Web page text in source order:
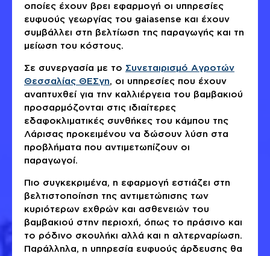
οποίες έχουν βρει εφαρμογή οι υπηρεσίες
ευφυούς γεωργίας του gaiasense και έχουν
συμβάλλει στη βελτίωση της παραγωγής και τη
μείωση του κόστους.
Σε συνεργασία με το Συνεταιρισμό Αγροτών
Θεσσαλίας ΘΕΣγη, οι υπηρεσίες που έχουν
αναπτυχθεί για την καλλιέργεια του βαμβακιού
προσαρμόζονται στις ιδιαίτερες
εδαφοκλιματικές συνθήκες του κάμπου της
Λάρισας προκειμένου να δώσουν λύση στα
προβλήματα που αντιμετωπίζουν οι
παραγωγοί.
Πιο συγκεκριμένα, η εφαρμογή εστιάζει στη
βελτιστοποίηση της αντιμετώπισης των
κυριότερων εχθρών και ασθενειών του
βαμβακιού στην περιοχή, όπως το πράσινο και
το ρόδινο σκουλήκι αλλά και η αλτερναρίωση.
Παράλληλα, η υπηρεσία ευφυούς άρδευσης θα